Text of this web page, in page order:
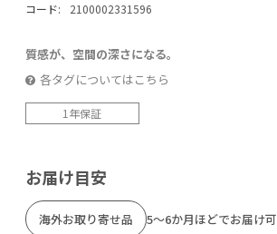
コード: 2100002331596
質感が、空間の深さになる。
各タグについてはこちら
1年保証
お届け目安
海外お取り寄せ品 5～6か月ほどでお届け